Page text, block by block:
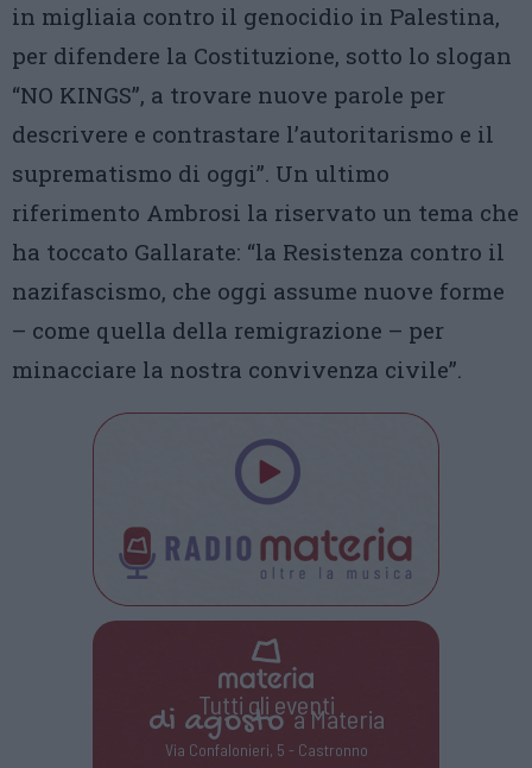
in migliaia contro il genocidio in Palestina,
per difendere la Costituzione, sotto lo slogan
“NO KINGS”, a trovare nuove parole per
descrivere e contrastare l’autoritarismo e il
suprematismo di oggi”. Un ultimo
riferimento Ambrosi la riservato un tema che
ha toccato Gallarate: “la Resistenza contro il
nazifascismo, che oggi assume nuove forme
– come quella della remigrazione – per
minacciare la nostra convivenza civile”.
Tutti gli eventi
di agostoa Materia
Via Confalonieri, 5 - Castronno